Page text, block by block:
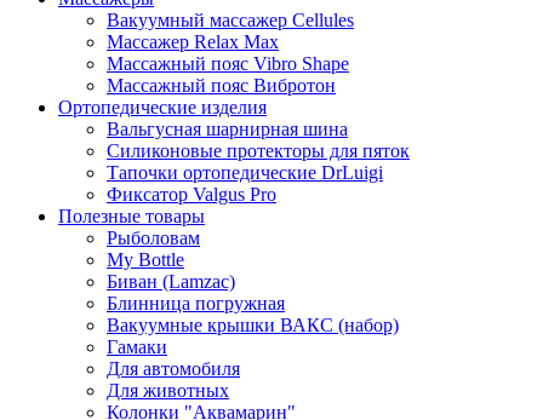
Вакуумный массажер Cellules
Массажер Relax Max
Массажный пояс Vibro Shape
Массажный пояс Вибротон
Ортопедические изделия
Вальгусная шарнирная шина
Силиконовые протекторы для пяток
Тапочки ортопедические DrLuigi
Фиксатор Valgus Pro
Полезные товары
Рыболовам
My Bottle
Биван (Lamzac)
Блинница погружная
Вакуумные крышки ВАКС (набор)
Гамаки
Для автомобиля
Для животных
Колонки "Аквамарин"